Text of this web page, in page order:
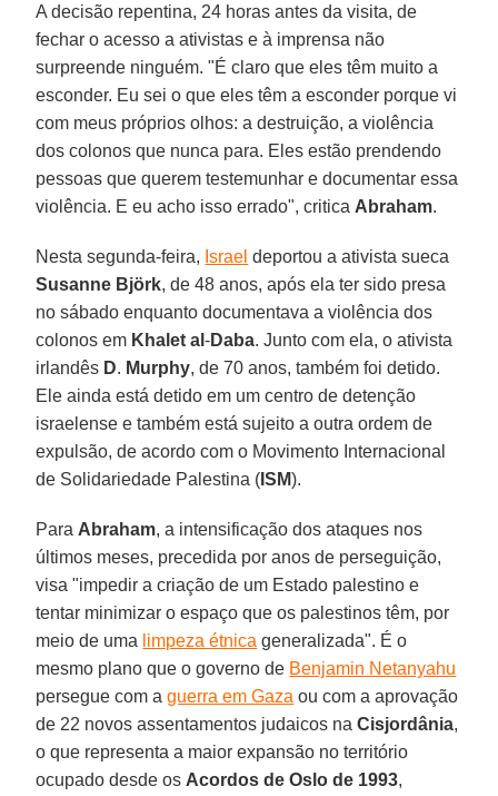
A decisão repentina, 24 horas antes da visita, de
fechar o acesso a ativistas e à imprensa não
surpreende ninguém. "É claro que eles têm muito a
esconder. Eu sei o que eles têm a esconder porque vi
com meus próprios olhos: a destruição, a violência
dos colonos que nunca para. Eles estão prendendo
pessoas que querem testemunhar e documentar essa
violência. E eu acho isso errado", critica Abraham.
Nesta segunda-feira, Israel deportou a ativista sueca
Susanne Björk, de 48 anos, após ela ter sido presa
no sábado enquanto documentava a violência dos
colonos em Khalet al-Daba. Junto com ela, o ativista
irlandês D. Murphy, de 70 anos, também foi detido.
Ele ainda está detido em um centro de detenção
israelense e também está sujeito a outra ordem de
expulsão, de acordo com o Movimento Internacional
de Solidariedade Palestina ( ISM).
Para Abraham, a intensificação dos ataques nos
últimos meses, precedida por anos de perseguição,
visa "impedir a criação de um Estado palestino e
tentar minimizar o espaço que os palestinos têm, por
meio de uma limpeza étnica generalizada". É o
mesmo plano que o governo de Benjamin Netanyahu
persegue com aguerra em Gaza ou com a aprovação
de 22 novos assentamentos judaicos naCisjordânia,
o que representa a maior expansão no território
ocupado desde os Acordos de Oslo de 1993,